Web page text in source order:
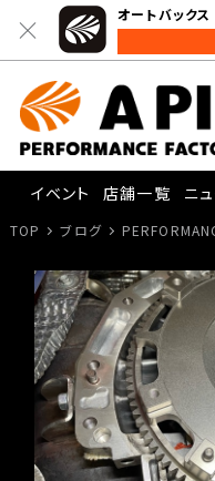
オートバック
イベント 店舗一覧 ニ
TOP ブログ